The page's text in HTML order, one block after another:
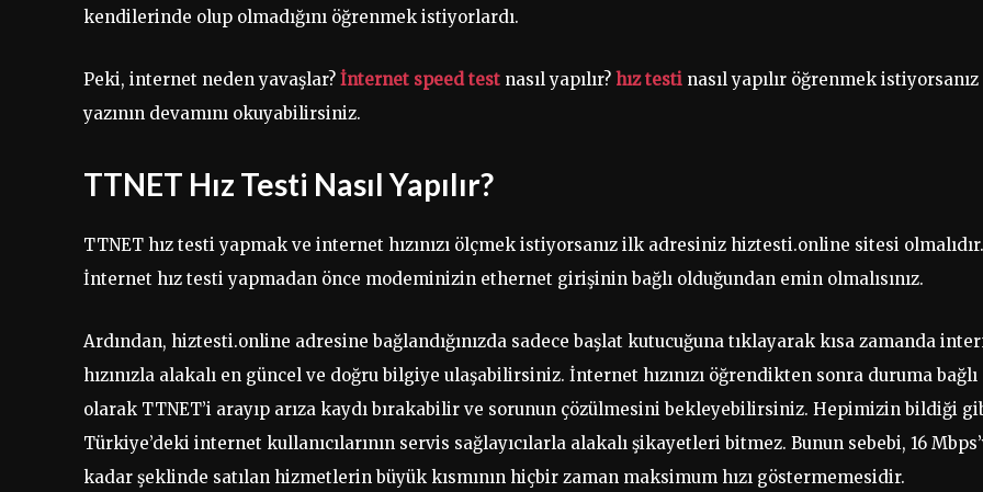
kendilerinde olup olmadığını öğrenmek istiyorlardı.
Peki, internet neden yavaşlar? İnternet speed test nasıl yapılır? hız testi nasıl yapılır öğrenmek istiyorsanız
yazının devamını okuyabilirsiniz.
TTNET Hız Testi Nasıl Yapılır?
TTNET hız testi yapmak ve internet hızınızı ölçmek istiyorsanız ilk adresiniz hiztesti.online sitesi olmalıdır.
İnternet hız testi yapmadan önce modeminizin ethernet girişinin bağlı olduğundan emin olmalısınız.
Ardından, hiztesti.online adresine bağlandığınızda sadece başlat kutucuğuna tıklayarak kısa zamanda
hızınızla alakalı en güncel ve doğru bilgiye ulaşabilirsiniz. İnternet hızınızı öğrendikten sonra duruma bağlı
olarak TTNET’i arayıp arıza kaydı bırakabilir ve sorunun çözülmesini bekleyebilirsiniz. Hepimizin bildiği
Türkiye’deki internet kullanıcılarının servis sağlayıcılarla alakalı şikayetleri bitmez. Bunun sebebi, 16
kadar şeklinde satılan hizmetlerin büyük kısmının hiçbir zaman maksimum hızı göstermemesidir.